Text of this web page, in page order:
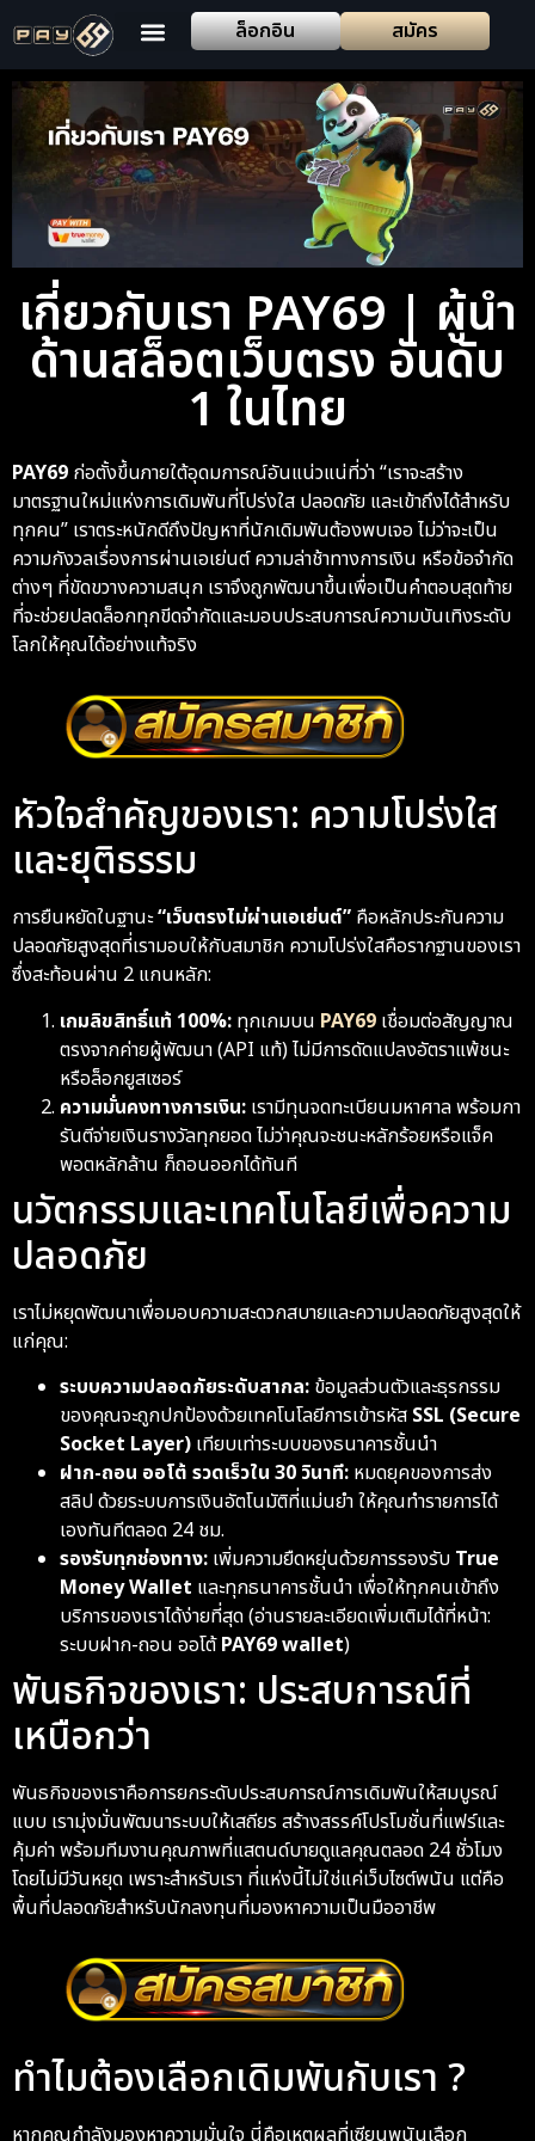
ล็อกอิน สมัคร
เกี่ยวกับเรา PAY69 | ผู้นำ
ด้านสล็อตเว็บตรง อันดับ
1 ในไทย
PAY69 ก่อตั้งขึ้นภายใต้อุดมการณ์อันแน่วแน่ที่ว่า “เราจะสร้าง
มาตรฐานใหม่แห่งการเดิมพันที่โปร่งใส ปลอดภัย และเข้าถึงได้สำหรับ
ทุกคน” เราตระหนักดีถึงปัญหาที่นักเดิมพันต้องพบเจอ ไม่ว่าจะเป็น
ความกังวลเรื่องการผ่านเอเย่นต์ ความล่าช้าทางการเงิน หรือข้อจำกัด
ต่างๆ ที่ขัดขวางความสนุก เราจึงถูกพัฒนาขึ้นเพื่อเป็นคำตอบสุดท้าย
ที่จะช่วยปลดล็อกทุกขีดจำกัดและมอบประสบการณ์ความบันเทิงระดับ
โลกให้คุณได้อย่างแท้จริง
หัวใจสำคัญของเรา: ความโปร่งใส
และยุติธรรม
การยืนหยัดในฐานะ“เว็บตรงไม่ผ่านเอเย่นต์” คือหลักประกันความ
ปลอดภัยสูงสุดที่เรามอบให้กับสมาชิก ความโปร่งใสคือรากฐานของเรา
ซึ่งสะท้อนผ่าน 2 แกนหลัก:
เกมลิขสิทธิ์แท้ 100%: ทุกเกมบน PAY69 เชื่อมต่อสัญญาณ
ตรงจากค่ายผู้พัฒนา (API แท้) ไม่มีการดัดแปลงอัตราแพ้ชนะ
หรือล็อกยูสเซอร์
ความมั่นคงทางการเงิน: เรามีทุนจดทะเบียนมหาศาล พร้อมกา
รันตีจ่ายเงินรางวัลทุกยอด ไม่ว่าคุณจะชนะหลักร้อยหรือแจ็ค
พอตหลักล้าน ก็ถอนออกได้ทันที
นวัตกรรมและเทคโนโลยีเพื่อความ
ปลอดภัย
เราไม่หยุดพัฒนาเพื่อมอบความสะดวกสบายและความปลอดภัยสูงสุดให้
แก่คุณ:
ระบบความปลอดภัยระดับสากล: ข้อมูลส่วนตัวและธุรกรรม
ของคุณจะถูกปกป้องด้วยเทคโนโลยีการเข้ารหัส SSL (Secure
Socket Layer) เทียบเท่าระบบของธนาคารชั้นนำ
ฝาก-ถอน ออโต้ รวดเร็วใน 30 วินาที: หมดยุคของการส่ง
สลิป ด้วยระบบการเงินอัตโนมัติที่แม่นยำ ให้คุณทำรายการได้
เองทันทีตลอด 24 ชม.
รองรับทุกช่องทาง: เพิ่มความยืดหยุ่นด้วยการรองรับ True
Money Wallet และทุกธนาคารชั้นนำ เพื่อให้ทุกคนเข้าถึง
บริการของเราได้ง่ายที่สุด (อ่านรายละเอียดเพิ่มเติมได้ที่หน้า:
ระบบฝาก-ถอน ออโต้PAY69 wallet)
พันธกิจของเรา: ประสบการณ์ที่
เหนือกว่า
พันธกิจของเราคือการยกระดับประสบการณ์การเดิมพันให้สมบูรณ์
แบบ เรามุ่งมั่นพัฒนาระบบให้เสถียร สร้างสรรค์โปรโมชั่นที่แฟร์และ
คุ้มค่า พร้อมทีมงานคุณภาพที่แสตนด์บายดูแลคุณตลอด 24 ชั่วโมง
โดยไม่มีวันหยุด เพราะสำหรับเรา ที่แห่งนี้ไม่ใช่แค่เว็บไซต์พนัน แต่คือ
พื้นที่ปลอดภัยสำหรับนักลงทุนที่มองหาความเป็นมืออาชีพ
ทำไมต้องเลือกเดิมพันกับเรา ?
หากคุณกำลังมองหาความมั่นใจ นี่คือเหตุผลที่เซียนพนันเลือก